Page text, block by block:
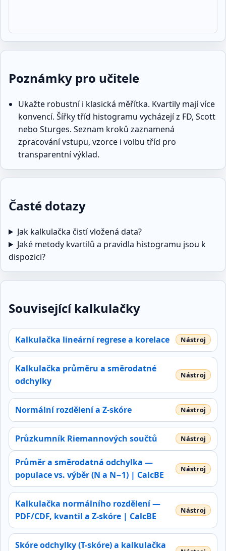
Poznámky pro učitele
Ukažte robustní i klasická měřítka. Kvartily mají více
konvencí. Šířky tříd histogramu vycházejí z FD, Scott
nebo Sturges. Seznam kroků zaznamená
zpracování vstupu, vzorce i volbu tříd pro
transparentní výklad.
Časté dotazy
Jak kalkulačka čistí vložená data?
Jaké metody kvartilů a pravidla histogramu jsou k
dispozici?
Související kalkulačky
Kalkulačka lineární regrese a korelace
Kalkulačka průměru a směrodatné
odchylky
Normální rozdělení a Z‑skóre
Průzkumník Riemannových součtů
Průměr a směrodatná odchylka —
populace vs. výběr (N a N−1) | CalcBE
Kalkulačka normálního rozdělení —
PDF/CDF, kvantil a Z‑skóre | CalcBE
Skóre odchylky (T-skóre) a kalkulačka